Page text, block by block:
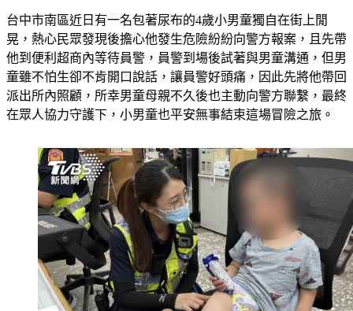
晃，熱心民眾發現後擔心他發生危險紛紛向警方報案，且先帶
他到便利超商內等待員警，員警到場後試著與男童溝通，但男
童雖不怕生卻不肯開口說話，讓員警好頭痛，因此先將他帶回
派出所內照顧，所幸男童母親不久後也主動向警方聯繫，最終
在眾人協力守護下，小男童也平安無事結束這場冒險之旅。